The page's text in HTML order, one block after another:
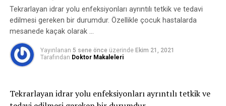
Tekrarlayan idrar yolu enfeksiyonları ayrıntılı tetkik ve tedavi
edilmesi gereken bir durumdur. Özellikle çocuk hastalarda
mesanede kaçak olarak …
Yayınlanan 5 sene önce üzerinde Ekim 21, 2021
Tarafından Doktor Makaleleri
Tekrarlayan idrar yolu enfeksiyonları ayrıntılı tetkik ve